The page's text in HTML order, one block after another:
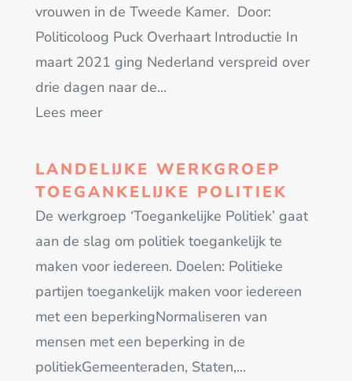
vrouwen in de Tweede Kamer. Door:
Politicoloog Puck Overhaart Introductie In
maart 2021 ging Nederland verspreid over
drie dagen naar de...
Lees meer
LANDELIJKE WERKGROEP
TOEGANKELIJKE POLITIEK
De werkgroep ‘Toegankelijke Politiek’ gaat
aan de slag om politiek toegankelijk te
maken voor iedereen. Doelen: Politieke
partijen toegankelijk maken voor iedereen
met een beperkingNormaliseren van
mensen met een beperking in de
politiekGemeenteraden, Staten,...